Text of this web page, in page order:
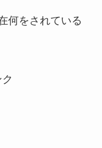
何をされている